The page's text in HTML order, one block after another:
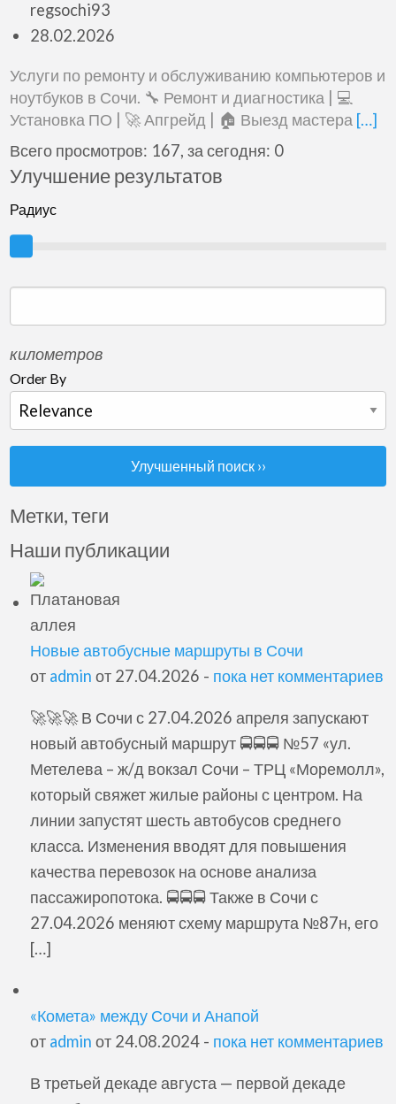
28.02.2026
Услуги по ремонту и обслуживанию компьютеров и
ноутбуков в Сочи. 🔧 Ремонт и диагностика | 💻
Установка ПО | 🚀 Апгрейд | 🏠 Выезд мастера […]
Всего просмотров: 167, за сегодня: 0
Улучшение результатов
Радиус
километров
Order By
Улучшенный поиск ››
Метки, теги
Наши публикации
Новые автобусные маршруты в Сочи
от admin от 27.04.2026 - пока нет комментариев
🚀🚀🚀 В Сочи с 27.04.2026 апреля запускают
новый автобусный маршрут 🚍🚍🚍 №57 «ул.
Метелева – ж/д вокзал Сочи – ТРЦ «Моремолл»,
который свяжет жилые районы с центром. На
линии запустят шесть автобусов среднего
класса. Изменения вводят для повышения
качества перевозок на основе анализа
пассажиропотока. 🚍🚍🚍 Также в Сочи с
27.04.2026 меняют схему маршрута №87н, его
[…]
«Комета» между Сочи и Анапой
от admin от 24.08.2024 - пока нет комментариев
В третьей декаде августа — первой декаде